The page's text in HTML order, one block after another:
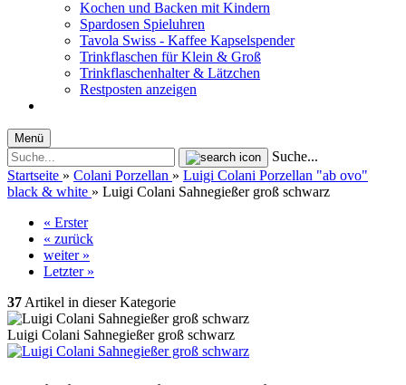
Kochen und Backen mit Kindern
Spardosen Spieluhren
Tavola Swiss - Kaffee Kapselspender
Trinkflaschen für Klein & Groß
Trinkflaschenhalter & Lätzchen
Restposten anzeigen
Menü
Suche...
Startseite » Colani Porzellan » Luigi Colani Porzellan "ab ovo"
black & white » Luigi Colani Sahnegießer groß schwarz
« Erster
« zurück
weiter »
Letzter »
37 Artikel in dieser Kategorie
Luigi Colani Sahnegießer groß schwarz